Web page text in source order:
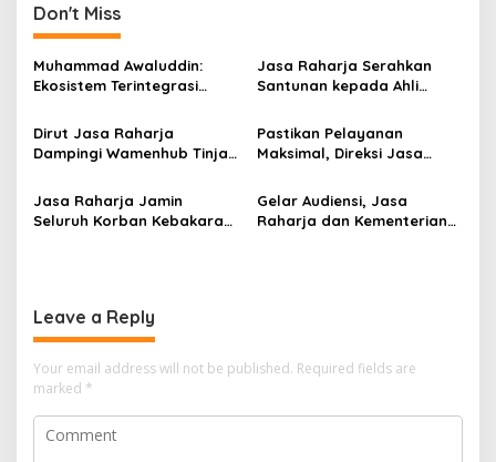
Don't Miss
Muhammad Awaluddin:
Ekosistem Terintegrasi
Hadirkan Pelayanan
Maksimal Kepada
masyarakat
Jasa Raharja Serahkan
Santunan kepada Ahli
KM Mutiara Sentosa II
Dirut Jasa Raharja
Dampingi Wamenhub Tinjau
Mutiara Sentosa II di RS
PHC Surabaya
Pastikan Pelayanan
Maksimal, Direksi Jasa
Kebakaran KM Mutiara
Sentosa II
Jasa Raharja Jamin
Seluruh Korban Kebakaran
Gelar Audiensi, Jasa
Raharja dan Kementerian
Leave a Reply
Your email address will not be published. Required fields are
marked *